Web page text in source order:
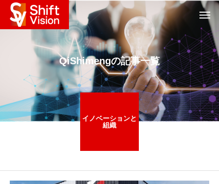
QiShimengの記事一覧
イノベーションと
組織